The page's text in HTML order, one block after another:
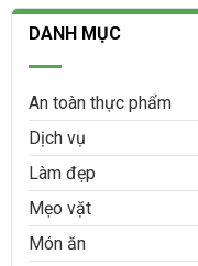
DANH MỤC
An toàn thực phẩm
Dịch vụ
Làm đẹp
Mẹo vặt
Món ăn